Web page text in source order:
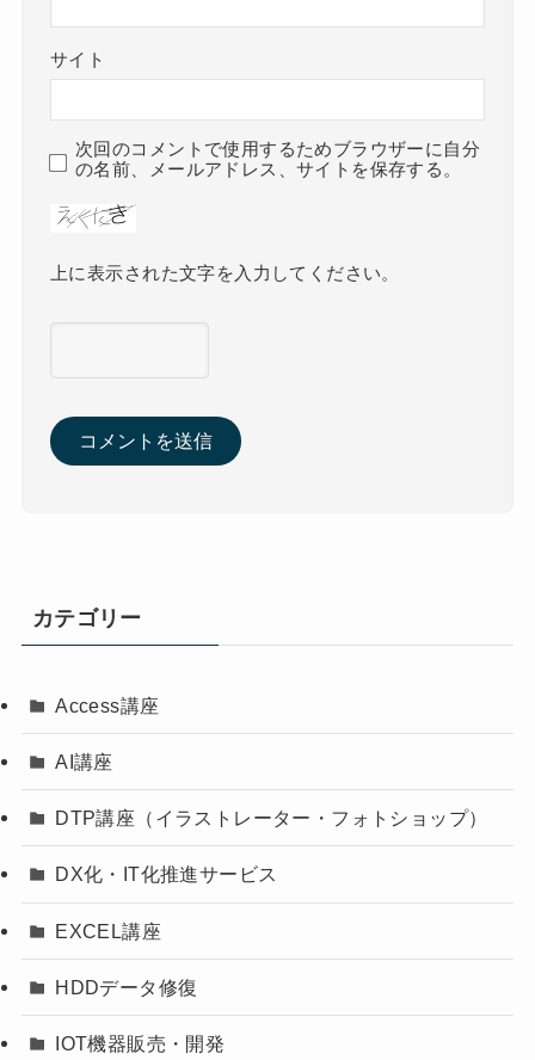
サイト
次回のコメントで使用するためブラウザーに自分
の名前、メールアドレス、サイトを保存する。
上に表示された文字を入力してください。
カテゴリー
Access講座
AI講座
DTP講座（イラストレーター・フォトショップ）
DX化・IT化推進サービス
EXCEL講座
HDDデータ修復
IOT機器販売・開発